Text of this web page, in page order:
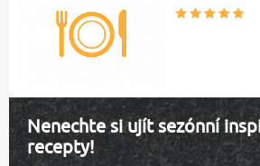
Nenechte si ujít sezónní
recepty!